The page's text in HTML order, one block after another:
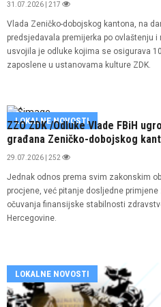
31.07.2026 | 217
Vlada Zeničko-dobojskog kantona, na
predsjedavala premijerka po ovlaštenju
usvojila je odluke kojima se osigurava
zaposlene u ustanovama kulture ZDK.
LOKALNE NOVOSTI
ZZO ZDK /Odluke Vlade FBiH
građana Zeničko-dobojskog
29.07.2026 | 252
Jednak odnos prema svim zakonskim
procjene, već pitanje dosljedne
očuvanja finansijske stabilnosti
Hercegovine.
LOKALNE NOVOSTI